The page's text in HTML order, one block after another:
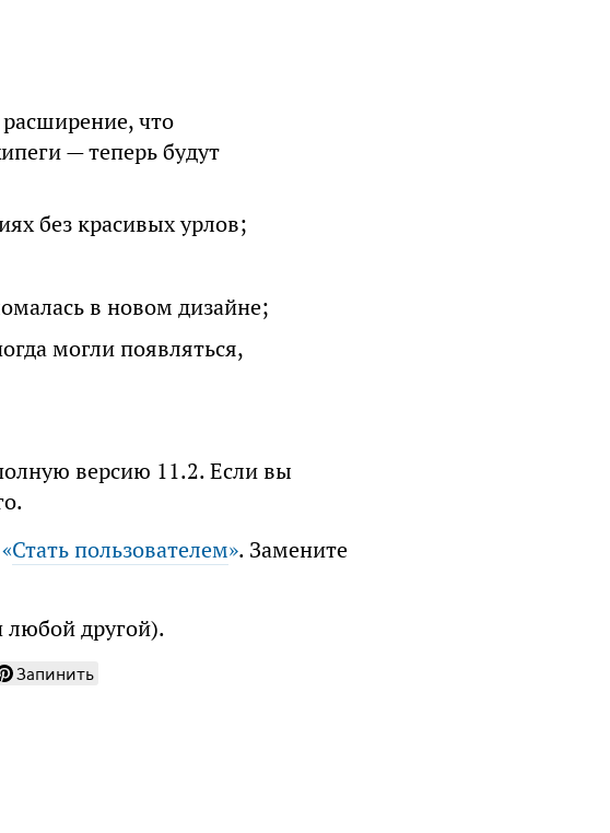
что
— теперь будут
без красивых урлов;
в новом дизайне;
могли появляться,
версию 11.2. Если вы
«Стать пользователем». Замените
любой другой).
Запинить